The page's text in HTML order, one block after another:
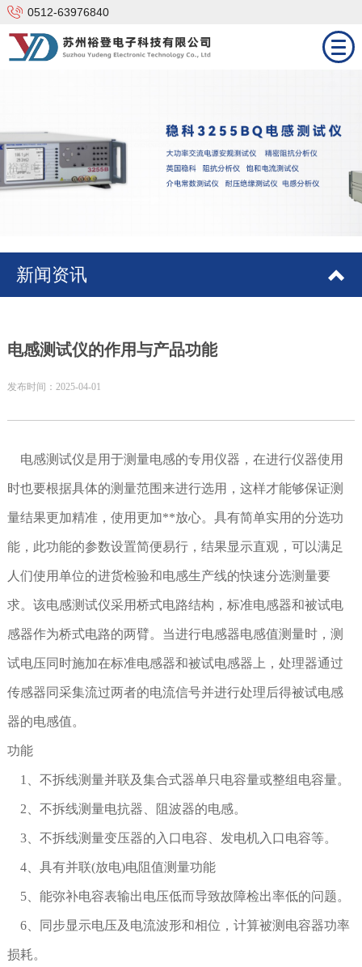
0512-63976840
产品中心
技术支持
合作品牌
新闻资讯
电感测试仪的作用与产品功能
发布时间：2025-04-01
电感测试仪是用于测量电感的专用仪器，在进行仪器使用
时也要根据具体的测量范围来进行选用，这样才能够保证测
量结果更加精准，使用更加**放心。具有简单实用的分选功
能，此功能的参数设置简便易行，结果显示直观，可以满足
人们使用单位的进货检验和电感生产线的快速分选测量要
求。该电感测试仪采用桥式电路结构，标准电感器和被试电
感器作为桥式电路的两臂。当进行电感器电感值测量时，测
试电压同时施加在标准电感器和被试电感器上，处理器通过
传感器同采集流过两者的电流信号并进行处理后得被试电感
器的电感值。
功能
1、不拆线测量并联及集合式器单只电容量或整组电容量。
2、不拆线测量电抗器、阻波器的电感。
3、不拆线测量变压器的入口电容、发电机入口电容等。
4、具有并联(放电)电阻值测量功能
5、能弥补电容表输出电压低而导致故障检出率低的问题。
6、同步显示电压及电流波形和相位，计算被测电容器功率
损耗。